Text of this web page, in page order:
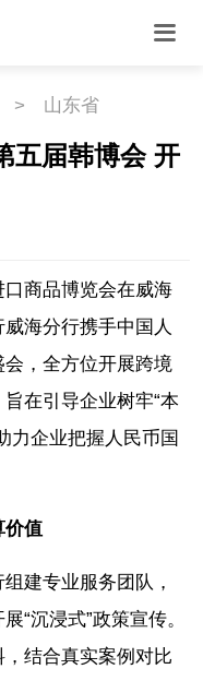
> 山东省
五届韩博会 开
口商品博览会在威海
海分行携手中国人
，全方位开展跨境
在引导企业树牢“本
力企业把握人民币国
价值
建专业服务团队，
“沉浸式”政策宣传。
结合真实案例对比